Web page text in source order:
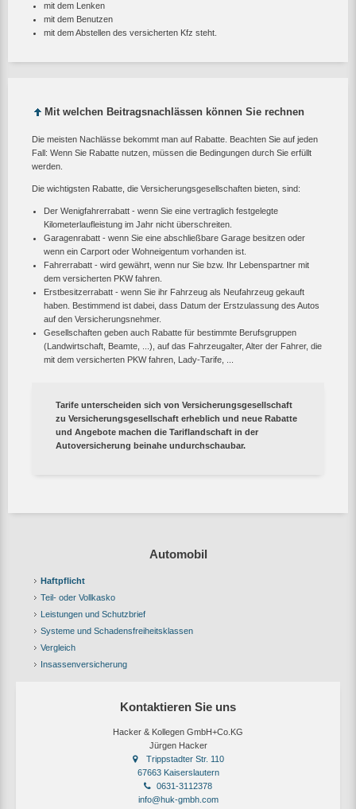
Automobil
Haftpflicht
Teil- oder Vollkasko
Leistungen und Schutzbrief
Systeme und Schadensfreiheitsklassen
Vergleich
Insassenversicherung
Kontaktieren Sie uns
Hacker & Kollegen GmbH+Co.KG
Jürgen Hacker
Trippstadter Str. 110
67663 Kaiserslautern
0631-3112378
info@huk-gmbh.com
mit dem Lenken
mit dem Benutzen
mit dem Abstellen des versicherten Kfz steht.
Mit welchen Beitragsnachlässen können Sie rechnen
Die meisten Nachlässe bekommt man auf Rabatte. Beachten Sie auf jeden
Fall: Wenn Sie Rabatte nutzen, müssen die Bedingungen durch Sie erfüllt
werden.
Die wichtigsten Rabatte, die Versicherungsgesellschaften bieten, sind:
Der Wenigfahrerrabatt - wenn Sie eine vertraglich festgelegte
Kilometerlaufleistung im Jahr nicht überschreiten.
Garagenrabatt - wenn Sie eine abschließbare Garage besitzen oder
wenn ein Carport oder Wohneigentum vorhanden ist.
Fahrerrabatt - wird gewährt, wenn nur Sie bzw. Ihr Lebenspartner mit
dem versicherten PKW fahren.
Erstbesitzerrabatt - wenn Sie ihr Fahrzeug als Neufahrzeug gekauft
haben. Bestimmend ist dabei, dass Datum der Erstzulassung des Autos
auf den Versicherungsnehmer.
Gesellschaften geben auch Rabatte für bestimmte Berufsgruppen
(Landwirtschaft, Beamte, ...), auf das Fahrzeugalter, Alter der Fahrer, die
mit dem versicherten PKW fahren, Lady-Tarife, ...
Tarife unterscheiden sich von Versicherungsgesellschaft
zu Versicherungsgesellschaft erheblich und neue Rabatte
und Angebote machen die Tariflandschaft in der
Autoversicherung beinahe undurchschaubar.